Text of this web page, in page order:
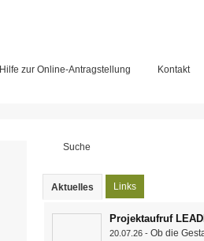
Hilfe zur Online-Antragstellung Kontakt
Suchformular
Aktuelles (active tab)
Links
Projektaufruf
20.07.26 - Ob die